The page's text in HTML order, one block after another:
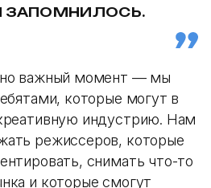
ЗАПОМНИЛОСЬ.
важный момент — мы
которые могут в
индустрию. Нам
режиссеров, которые
снимать что-то
и которые смогут